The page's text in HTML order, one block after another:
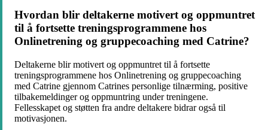
Hvordan blir deltakerne motivert og oppmuntret
til å fortsette treningsprogrammene hos
Onlinetrening og gruppecoaching med Catrine?
Deltakerne blir motivert og oppmuntret til å fortsette
treningsprogrammene hos Onlinetrening og gruppecoaching
med Catrine gjennom Catrines personlige tilnærming, positive
tilbakemeldinger og oppmuntring under treningene.
Fellesskapet og støtten fra andre deltakere bidrar også til
motivasjonen.